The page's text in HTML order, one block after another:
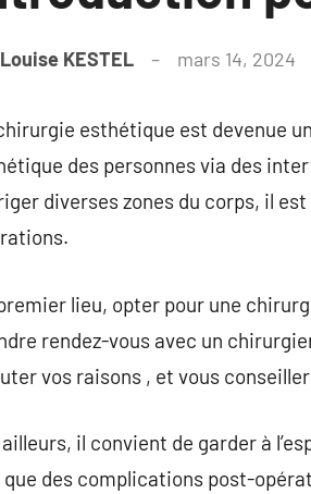
Louise KESTEL mars 14, 2024
esthétique est devenue
des personnes via des
diverses zones du corps, il
lieu, opter pour une
rendez-vous avec un
vos raisons , et vous
ailleurs, il convient de garder à
des complications post-